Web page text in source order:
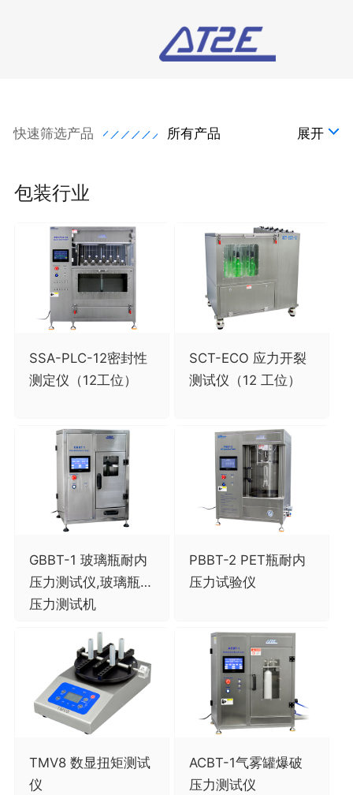
快速筛选产品 所有产品 展开
包装行业
SSA-PLC-12密封性
测定仪（12工位）
SCT-ECO 应力开裂
测试仪（12 工位）
GBBT-1 玻璃瓶耐内
压力测试仪,玻璃瓶内
压力测试机
PBBT-2 PET瓶耐内
压力试验仪
TMV8 数显扭矩测试
仪
ACBT-1气雾罐爆破
压力测试仪